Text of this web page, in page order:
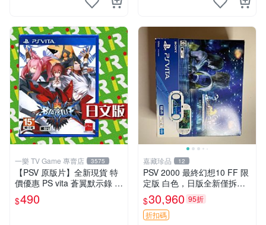
一樂 TV Game 專賣店 3575
【PSV 原版片】全新現貨 特
價優惠 PS vita 蒼翼默示錄 時
間幻象 BBCP 亞日版 日文版
【台中一樂電玩】
$490
嘉藏珍品 12
PSV 2000 最終幻想10 FF 限
定版 白色，日版全新僅拆封
未激活，游戲未拆封，原裝游
戲卡帶，配件齊全：說明書，
保修卡，USB數據線，充電器
$30,960 95折
折扣碼